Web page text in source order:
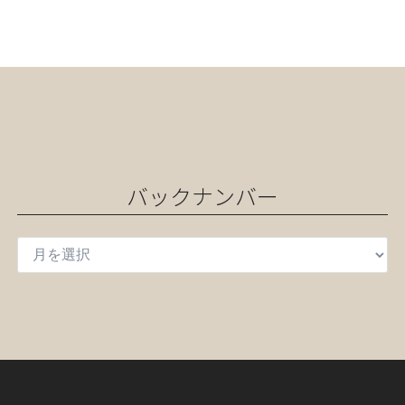
バックナンバー